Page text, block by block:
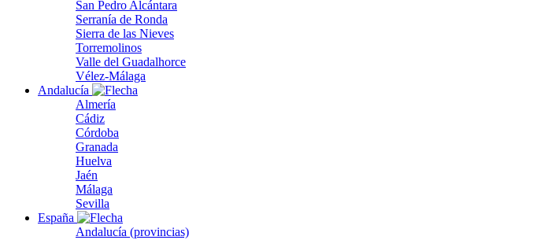
San Pedro Alcántara
Serranía de Ronda
Sierra de las Nieves
Torremolinos
Valle del Guadalhorce
Vélez-Málaga
Andalucía
Almería
Cádiz
Córdoba
Granada
Huelva
Jaén
Málaga
Sevilla
España
Andalucía (provincias)